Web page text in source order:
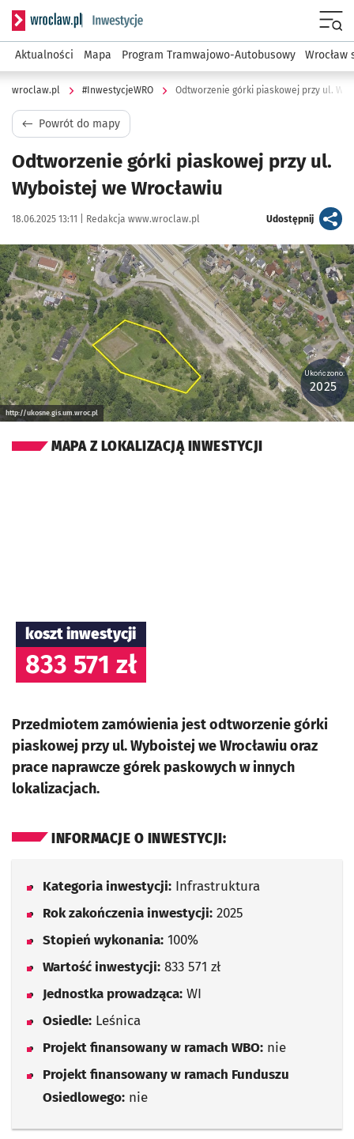
Serwis informacyjny wroclaw.pl podserwis:
Aktualności Mapa Program Tramwajowo-Autobusowy Wrocław
wroclaw.pl #InwestycjeWRO Odtworzenie górki piaskowej przy ul.
Powrót do mapy
Odtworzenie górki piaskowej przy ul.
Wyboistej we Wrocławiu
Data publikacji:
18.06.2025 13:11 | Autor:
Redakcja www.wroclaw.pl Udostępnijartykuł
Kliknij, aby powiększyć
http://ukosne.gis.um.wroc.pl
Ukończono:
2025
MAPA Z LOKALIZACJĄ INWESTYCJI
koszt inwestycji
833 571 zł
Przedmiotem zamówienia jest odtworzenie górki
piaskowej przy ul. Wyboistej we Wrocławiu oraz
prace naprawcze górek paskowych w innych
lokalizacjach.
INFORMACJE O INWESTYCJI:
Kategoria inwestycji: Infrastruktura
Rok zakończenia inwestycji: 2025
Stopień wykonania: 100%
Wartość inwestycji: 833 571 zł
Jednostka prowadząca: WI
Osiedle: Leśnica
Projekt finansowany w ramach WBO: nie
Projekt finansowany w ramach Funduszu
Osiedlowego: nie